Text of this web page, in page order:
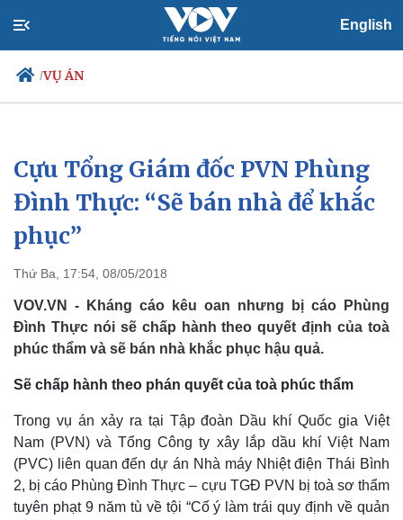
English
/VỤ ÁN
Chính trị
Đảng
Tổ chức nhân sự
Quốc hội
Nhận diện sự thật
Xã hội
Tin 24h
Dự báo thời tiết
Cựu Tổng Giám đốc PVN Phùng
Đình Thực: “Sẽ bán nhà để khắc
phục”
Thứ Ba, 17:54, 08/05/2018
VOV.VN - Kháng cáo kêu oan nhưng bị cáo Phùng
Đình Thực nói sẽ chấp hành theo quyết định của toà
phúc thẩm và sẽ bán nhà khắc phục hậu quả.
Sẽ chấp hành theo phán quyết của toà phúc thẩm
Trong vụ án xảy ra tại Tập đoàn Dầu khí Quốc gia Việt
Nam (PVN) và Tổng Công ty xây lắp dầu khí Việt Nam
(PVC) liên quan đến dự án Nhà máy Nhiệt điện Thái Bình
2, bị cáo Phùng Đình Thực – cựu TGĐ PVN bị toà sơ thẩm
tuyên phạt 9 năm tù về tội “Cố ý làm trái quy định về quản